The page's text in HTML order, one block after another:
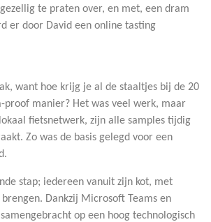
te praten over, en met, een dram
er door David een online tasting
want hoe krijg je al de staaltjes bij de 20
proof manier? Het was veel werk, maar
fietsnetwerk, zijn alle samples tijdig
Zo was de basis gelegd voor een
stap; iedereen vanuit zijn kot, met
Dankzij Microsoft Teams en
op een hoog technologisch